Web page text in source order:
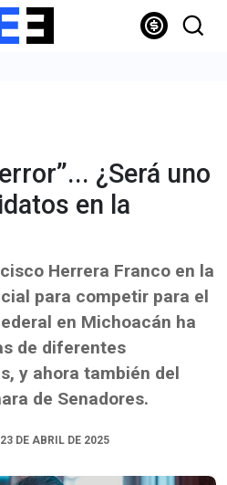
¿Será uno
en la
Herrera Franco en la
para competir para el
en Michoacán ha
de diferentes
y ahora también del
de Senadores.
23 DE ABRIL DE 2025